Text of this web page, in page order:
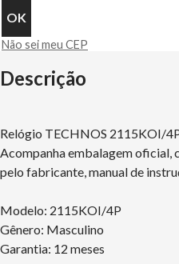
Não sei meu CEP
Descrição
Relógio TECHNOS 2115KOI/
Acompanha embalagem oficial,
pelo fabricante, manual de
Modelo: 2115KOI/4P
Gênero: Masculino
Garantia: 12 meses